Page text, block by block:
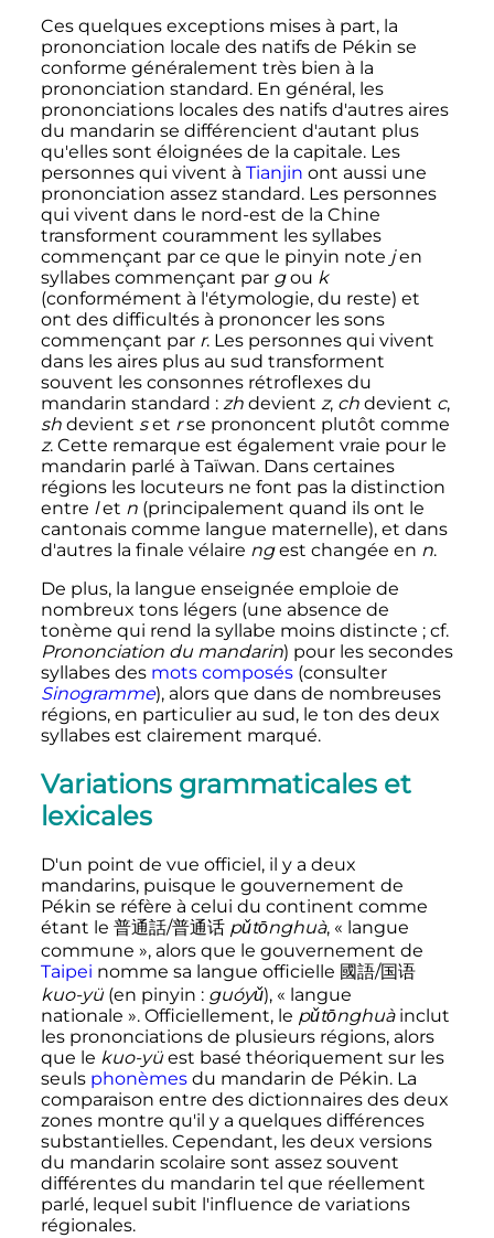
Ces quelques exceptions mises à part, la
prononciation locale des natifs de Pékin se
conforme généralement très bien à la
prononciation standard. En général, les
prononciations locales des natifs d'autres aires
du mandarin se différencient d'autant plus
qu'elles sont éloignées de la capitale. Les
personnes qui vivent à Tianjin ont aussi une
prononciation assez standard. Les personnes
qui vivent dans le nord-est de la Chine
transforment couramment les syllabes
commençant par ce que le pinyin note jen
syllabes commençant par gou k
(conformément à l'étymologie, du reste) et
ont des difficultés à prononcer les sons
commençant par r. Les personnes qui vivent
dans les aires plus au sud transforment
souvent les consonnes rétroflexes du
mandarin standard : zhdevient z, chdevient c,
shdevient set rse prononcent plutôt comme
z. Cette remarque est également vraie pour le
mandarin parlé à Taïwan. Dans certaines
régions les locuteurs ne font pas la distinction
entre let n(principalement quand ils ont le
cantonais comme langue maternelle), et dans
d'autres la finale vélaire ngest changée en n.
De plus, la langue enseignée emploie de
nombreux tons légers (une absence de
tonème qui rend la syllabe moins distincte ; cf.
Prononciation du mandarin) pour les secondes
syllabes des mots composés(consulter
Sinogramme), alors que dans de nombreuses
régions, en particulier au sud, le ton des deux
syllabes est clairement marqué.
Variations grammaticales et
lexicales
D'un point de vue officiel, il y a deux
mandarins, puisque le gouvernement de
Pékin se réfère à celui du continent comme
étant le 普通話/普通话 pǔtōnghuà, « langue
commune », alors que le gouvernement de
Taipei nomme sa langue officielle 國語/国语
kuo-yü(en pinyin : guóyǔ), « langue
nationale ». Officiellement, le pǔtōnghuàinclut
les prononciations de plusieurs régions, alors
que le kuo-yüest basé théoriquement sur les
seuls phonèmesdu mandarin de Pékin. La
comparaison entre des dictionnaires des deux
zones montre qu'il y a quelques différences
substantielles. Cependant, les deux versions
du mandarin scolaire sont assez souvent
différentes du mandarin tel que réellement
parlé, lequel subit l'influence de variations
régionales.